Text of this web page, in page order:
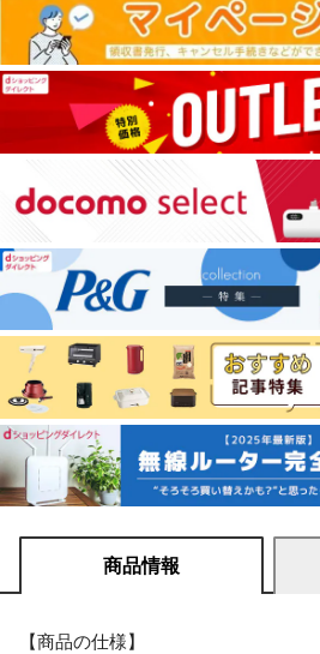
商品情報
【商品の仕様】